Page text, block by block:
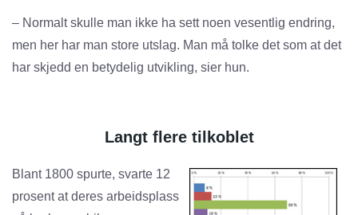
– Normalt skulle man ikke ha sett noen vesentlig endring,
men her har man store utslag. Man må tolke det som at det
har skjedd en betydelig utvikling, sier hun.
Langt flere tilkoblet
Blant 1800 spurte, svarte 12
prosent at deres arbeidsplass